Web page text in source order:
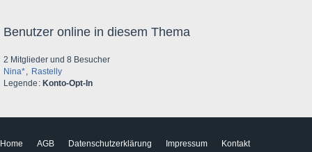
Benutzer online in diesem Thema
2 Mitglieder und 8 Besucher
Nina*
Rastelly
Legende
Konto-Opt-In
Home AGB Datenschutzerklärung Impressum Kontakt